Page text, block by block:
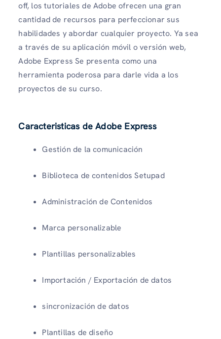
off, los tutoriales de Adobe ofrecen una gran
cantidad de recursos para perfeccionar sus
habilidades y abordar cualquier proyecto. Ya sea
a través de su aplicación móvil o versión web,
Adobe Express Se presenta como una
herramienta poderosa para darle vida a los
proyectos de su curso.
Caracteristicas de Adobe Express
Gestión de la comunicación
Biblioteca de contenidos Setupad
Administración de Contenidos
Marca personalizable
Plantillas personalizables
Importación / Exportación de datos
sincronización de datos
Plantillas de diseño